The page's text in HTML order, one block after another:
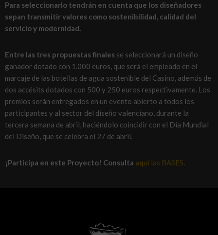
Para seleccionarlo tendrán en cuenta que los diseñadores
sepan transmitir valores como sostenibilidad, calidad del
servicio y modernidad.
Entre las tres propuestas finales se seleccionará un diseño
ganador dotado con 1.000 euros, que será el empleado en el
marcaje de las botellas de agua sostenible del Casino, además de
dos accésits dotados con 500 y 250 euros respectivamente. Los
premios serán entregados en un evento abierto a todos los
participantes y al sector del diseño valenciano, durante la
tercera semana de abril, haciéndolo coincidir con el Día Mundial
del Diseño, que se celebra el 27 de abril.
¡Participa en este Proyecto! Consulta aquí las BASES.